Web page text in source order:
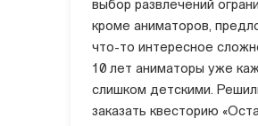
выбор развлечений
кроме аниматоров,
что-то интересное
10 лет аниматоры уже
слишком детскими.
заказать квесторию